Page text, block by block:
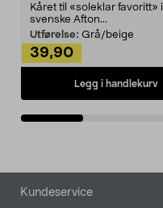
Kåret til «soleklar favoritt» i
svenske Afton...
Utførelse: Grå/beige
39,90
Legg i handlekurv
Bunntekst
Kundeservice